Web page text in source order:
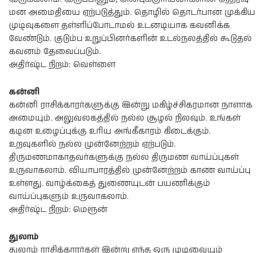
மன அமைதியை ஏற்படுத்தும். தொழில் தொடர்பான முக்கிய
முடிவுகளை தள்ளிப்போடாமல் உடனடியாக கவனிக்க
வேண்டும். குடும்ப உறுப்பினர்களின் உடல்நலத்தில் கூடுதல்
கவனம் தேவைப்படும்.
அதிர்ஷ்ட நிறம்: வெள்ளை
கன்னி
கன்னி ராசிக்காரர்களுக்கு இன்று மகிழ்ச்சிகரமான நாளாக
அமையும். அலுவலகத்தில் நல்ல சூழல் நிலவும். உங்கள்
கடின உழைப்புக்கு உரிய அங்கீகாரம் கிடைக்கும்.
உறவுகளில் நல்ல முன்னேற்றம் ஏற்படும்.
திருமணமாகாதவர்களுக்கு நல்ல திருமண வாய்ப்புகள்
உருவாகலாம். வியாபாரத்தில் முன்னேற்றம் காண வாய்ப்பு
உள்ளது. வாழ்க்கைத் துணையுடன் பயணிக்கும்
வாய்ப்புகளும் உருவாகலாம்.
அதிர்ஷ்ட நிறம்: மெரூன்
துலாம்
துலாம் ராசிக்காரர்கள் இன்று எந்த ஒரு முடிவையும்